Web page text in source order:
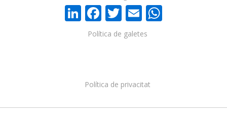
LinkedIn
Facebook
Twitter
Email
Política de privacitat
Política de galetes